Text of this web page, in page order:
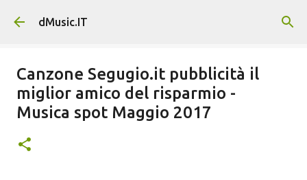
Passa ai contenuti principali
dMusic.IT
Canzone Segugio.it pubblicità il
miglior amico del risparmio -
Musica spot Maggio 2017